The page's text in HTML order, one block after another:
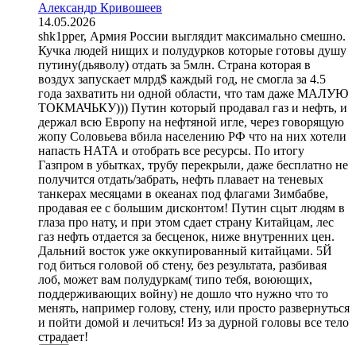
Александр Кривошеев
14.05.2026
shk1pper, Армия России выглядит максимально смешно.
Кучка людей нищих и полудурков которые готовы душу
путину(дьяволу) отдать за 5млн. Страна которая в
воздух запускает млрд$ каждый год, не смогла за 4.5
года захватить ни одной области, что там даже МАЛУЮ
ТОКМАЧЬКУ))) Путин который продавал газ и нефть, и
держал всю Европу на нефтяной игле, через говорящую
жопу Соловьева вбила населению РФ что на них хотели
напасть НАТА и отобрать все ресурсы. По итогу
Газпром в убытках, трубу перекрыли, даже бесплатно не
получится отдать/забрать, нефть плавает на теневых
танкерах месяцами в океанах под флагами Зимбабве,
продавая ее с большим дисконтом! Путин сцыт людям в
глаза про нату, и при этом сдает страну Китайцам, лес
газ нефть отдается за бесценок, ниже внутренних цен.
Дальний восток уже оккупированный китайцами. 5Й
год биться головой об стену, без результата, разбивая
лоб, может вам полудуркам( типо тебя, воюющих,
поддерживающих войну) не дошло что нужно что то
менять, например голову, стену, или просто развернуться
и пойти домой и лечиться! Из за дурной головы все тело
страдает!